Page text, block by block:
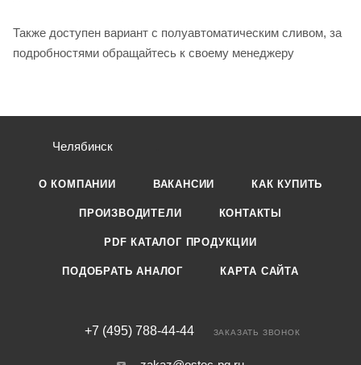
Также доступен вариант с полуавтоматическим сливом, за
подробностями обращайтесь к своему менеджеру
Челябинск
О КОМПАНИИ ВАКАНСИИ КАК КУПИТЬ
ПРОИЗВОДИТЕЛИ КОНТАКТЫ
PDF КАТАЛОГ ПРОДУКЦИИ
ПОДОБРАТЬ АНАЛОГ КАРТА САЙТА
+7 (495) 788-44-44 ЗАКАЗАТЬ ЗВОНОК